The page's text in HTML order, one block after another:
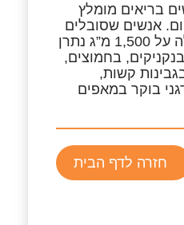
בריאים מומלץ
ביום. אנשים שסובלים
ממחלות לב, סוכרת וכליות צריכים להסתפק בכמות קטנה יותר שאינה עולה על 1,500 מ”ג נתרן
בחמוצים,
קשות,
בוקר במאפים
חזרה לדף הבית